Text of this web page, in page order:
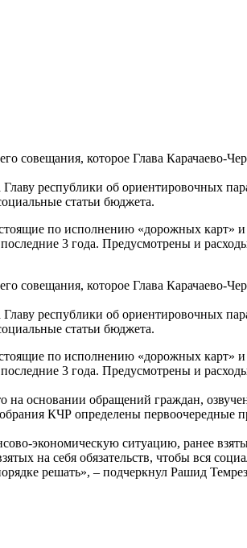
совещания, которое Глава Карачаево-
республики об ориентировочных
статьи бюджета.
по исполнению «дорожных карт»
3 года. Предусмотрены и
совещания, которое Глава Карачаево-
республики об ориентировочных
статьи бюджета.
по исполнению «дорожных карт»
3 года. Предусмотрены и
основании обращений граждан,
КЧР определены первоочередные
экономическую ситуацию, ранее
на себя обязательств, чтобы вся
решать», – подчеркнул Рашид